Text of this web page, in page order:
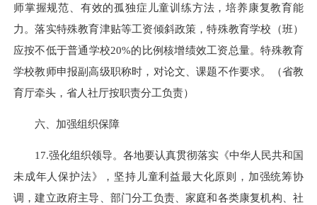
师掌握规范、有效的孤独症儿童训练方法，培养康复教育能
力。落实特殊教育津贴等工资倾斜政策，特殊教育学校（班）
应按不低于普通学校20%的比例核增绩效工资总量。特殊教育
学校教师申报副高级职称时，对论文、课题不作要求。（省教
育厅牵头，省人社厅按职责分工负责）
六、加强组织保障
17.强化组织领导。各地要认真贯彻落实《中华人民共和国
未成年人保护法》，坚持儿童利益最大化原则，加强统筹协
调，建立政府主导、部门分工负责、家庭和各类康复机构、社